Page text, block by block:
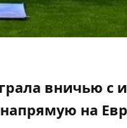
вничью с
напрямую на